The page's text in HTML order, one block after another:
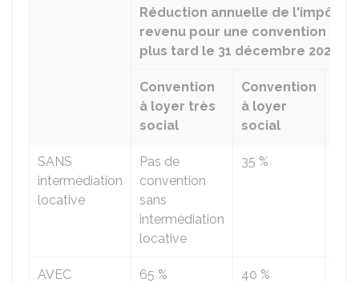
Réduction annuelle de l'impôt
revenu pour une convention
plus tard le 31 décembre 2027
Convention
à loyer très
social
Convention
à loyer
social
SANS
intermédiation
locative
Pas de
convention
sans
intermédiation
locative
35 %
AVEC
65 % 40 %